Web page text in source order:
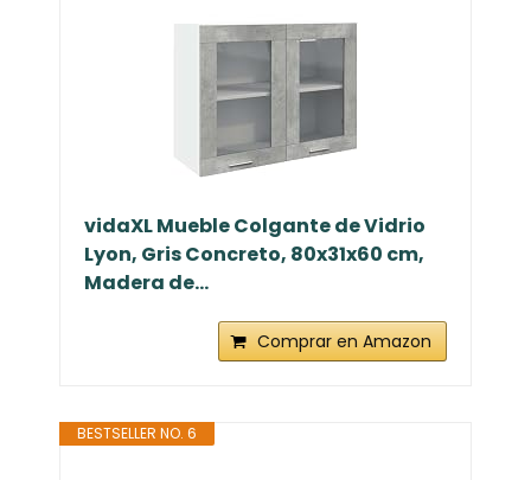
vidaXL Mueble Colgante de Vidrio
Lyon, Gris Concreto, 80x31x60 cm,
Madera de...
Comprar en Amazon
BESTSELLER NO. 6